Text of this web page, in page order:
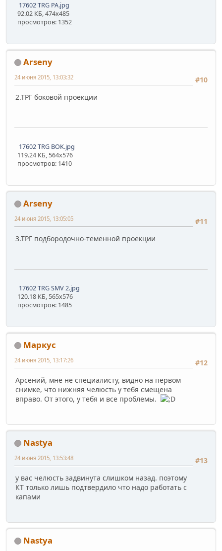
17602 TRG PA.jpg
92.02 КБ, 474x485
просмотров: 1352
Arseny
#10
24 июня 2015, 13:03:32
2.ТРГ боковой проекции
17602 TRG BOK.jpg
119.24 КБ, 564x576
просмотров: 1410
Arseny
#11
24 июня 2015, 13:05:05
3.ТРГ подбородочно-теменной проекции
17602 TRG SMV 2.jpg
120.18 КБ, 565x576
просмотров: 1485
Маркус
#12
24 июня 2015, 13:17:26
Арсений, мне не специалисту, видно на первом
снимке, что нижняя челюсть у тебя смещена
вправо. От этого, у тебя и все проблемы.
Nastya
#13
24 июня 2015, 13:53:48
у вас челюсть задвинута слишком назад. поэтому
КТ только лишь подтвердило что надо работать с
капами
Nastya